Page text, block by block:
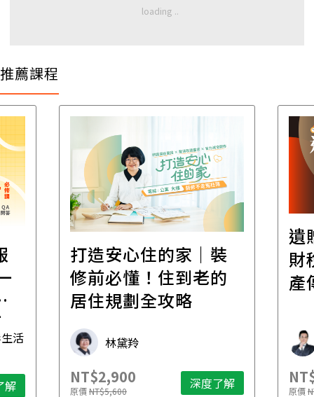
推薦課程
活
解
打造安心住的家｜裝
修前必懂！住到老的
居住規劃全攻略
林黛羚
NT$2,900
原價NT$5,600 深度了解
遺
財
產
原價